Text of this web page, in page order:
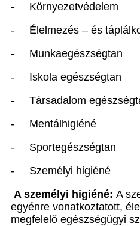
- Környezetvédelem
- Élelmezés – és
- Munkaegészségtan
- Iskola egészségtan
- Társadalom
- Mentálhigiéné
- Sportegészségtan
- Személyi higiéné
A személyi higiéné: A
egyénre vonatkoztatott,
megfelelő egészségügyi